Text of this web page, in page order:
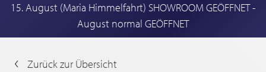
15. August (Maria Himmelfahrt) SHOWROOM GEÖFFNET -
August normal GEÖFFNET
Zurück zur Übersicht